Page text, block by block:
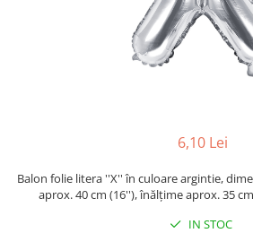
6,10 Lei
Balon folie litera ''X'' în culoare argintie,
aprox. 40 cm (16''), înălțime aprox. 35
IN STOC